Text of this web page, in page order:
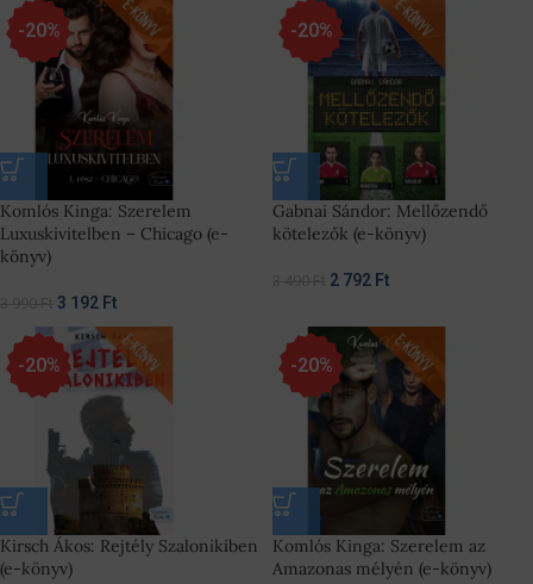
-20%
Komlós Kinga: Szerelem
Luxuskivitelben – Chicago (e-
könyv)
3 192 Ft
-20%
Gabnai Sándor: Mellőzendő
kötelezők (e-könyv)
2 792 Ft
-20%
Kirsch Ákos: Rejtély Szalonikiben
(e-könyv)
-20%
Komlós Kinga: Szerelem az
Amazonas mélyén (e-könyv)